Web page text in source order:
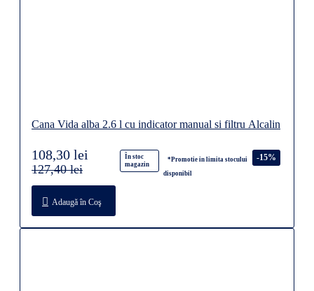
Cana Vida alba 2.6 l cu indicator manual si filtru Alcalin
În stoc
magazin
*Promotie in limita stocului
disponibil
-15%
108,30 lei
127,40 lei
Adaugă în Coş